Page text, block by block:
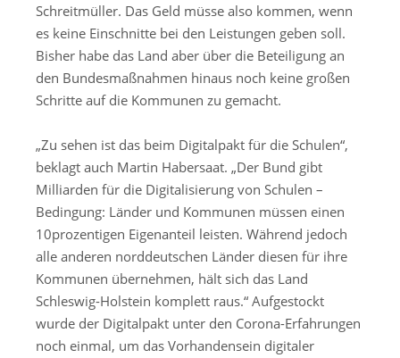
Schreitmüller. Das Geld müsse also kommen, wenn
es keine Einschnitte bei den Leistungen geben soll.
Bisher habe das Land aber über die Beteiligung an
den Bundesmaßnahmen hinaus noch keine großen
Schritte auf die Kommunen zu gemacht.
„Zu sehen ist das beim Digitalpakt für die Schulen“,
beklagt auch Martin Habersaat. „Der Bund gibt
Milliarden für die Digitalisierung von Schulen –
Bedingung: Länder und Kommunen müssen einen
10prozentigen Eigenanteil leisten. Während jedoch
alle anderen norddeutschen Länder diesen für ihre
Kommunen übernehmen, hält sich das Land
Schleswig-Holstein komplett raus.“ Aufgestockt
wurde der Digitalpakt unter den Corona-Erfahrungen
noch einmal, um das Vorhandensein digitaler